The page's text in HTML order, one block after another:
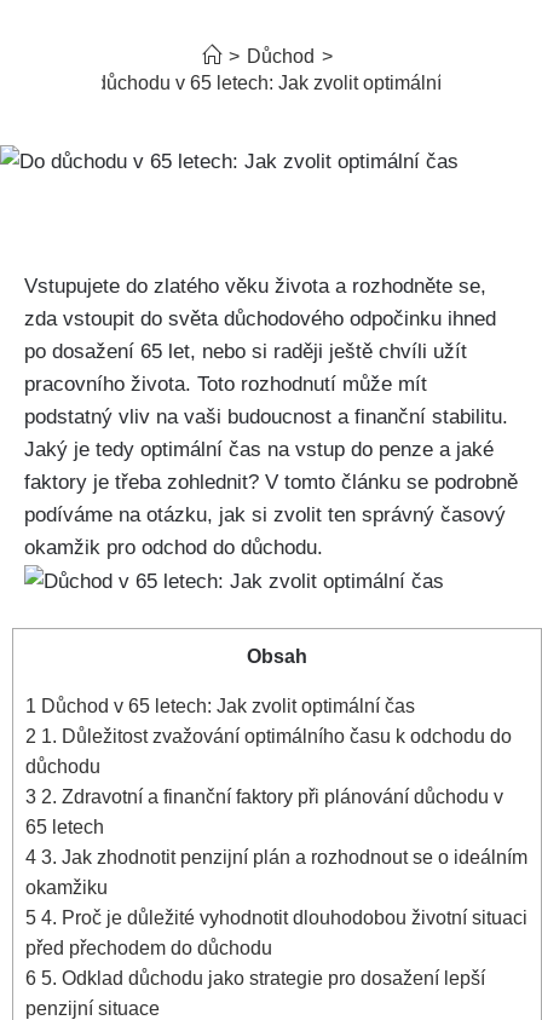
> Důchod >
Do důchodu v 65 letech: Jak zvolit optimální čas
Vstupujete do zlatého věku života a rozhodněte se,
zda vstoupit do světa důchodového odpočinku ihned
po dosažení 65 let, nebo si raději ještě chvíli užít
pracovního života. Toto rozhodnutí může mít
podstatný vliv na vaši budoucnost a finanční stabilitu.
Jaký je tedy optimální čas na vstup do penze a jaké
faktory je třeba zohlednit? V tomto článku se podrobně
podíváme na otázku, jak si zvolit ten správný časový
okamžik pro odchod do důchodu.
Obsah
1 Důchod v 65 letech: Jak zvolit optimální čas
2 1. Důležitost zvažování optimálního času k odchodu do
důchodu
3 2. Zdravotní a finanční faktory při plánování důchodu v
65 letech
4 3. Jak zhodnotit penzijní plán a rozhodnout se o ideálním
okamžiku
5 4. Proč je důležité vyhodnotit dlouhodobou životní situaci
před přechodem do důchodu
6 5. Odklad důchodu jako strategie pro dosažení lepší
penzijní situace